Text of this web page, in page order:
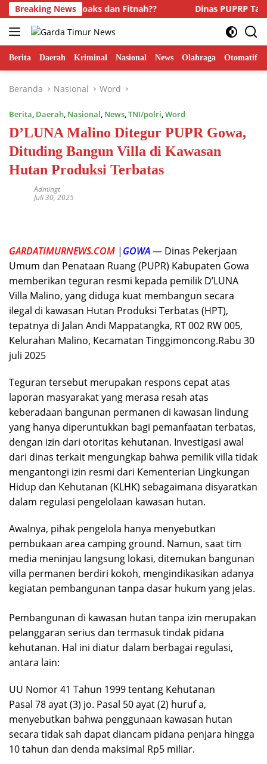
Langsung
ke
konten
Breaking News
Narkoba, Hoaks dan Fitnah?? Dinas PUPRP Takalar
Berita Daerah Kriminal Nasional News Olahraga Otomatif
Beranda Nasional Word
Berita, Daerah, Nasional, News,TNI/polri,Word
D’LUNA Malino Ditegur PUPR Gowa,
Dituding Bangun Villa di Kawasan
Hutan Produksi Terbatas
Admingt
Juli 30, 2025
GARDATIMURNEWS.COM | GOWA— Dinas Pekerjaan
Umum dan Penataan Ruang (PUPR) Kabupaten Gowa
memberikan teguran resmi kepada pemilik D’LUNA
Villa Malino, yang diduga kuat membangun secara
ilegal di kawasan Hutan Produksi Terbatas (HPT),
tepatnya di Jalan Andi Mappatangka, RT 002 RW 005,
Kelurahan Malino, Kecamatan Tinggimoncong.Rabu 30
juli 2025
Teguran tersebut merupakan respons cepat atas
laporan masyarakat yang merasa resah atas
keberadaan bangunan permanen di kawasan lindung
yang hanya diperuntukkan bagi pemanfaatan terbatas,
dengan izin dari otoritas kehutanan. Investigasi awal
dari dinas terkait mengungkap bahwa pemilik villa tidak
mengantongi izin resmi dari Kementerian Lingkungan
Hidup dan Kehutanan (KLHK) sebagaimana disyaratkan
dalam regulasi pengelolaan kawasan hutan.
Awalnya, pihak pengelola hanya menyebutkan
pembukaan area camping ground. Namun, saat tim
media meninjau langsung lokasi, ditemukan bangunan
villa permanen berdiri kokoh, mengindikasikan adanya
kegiatan pembangunan tanpa dasar hukum yang jelas.
Pembangunan di kawasan hutan tanpa izin merupakan
pelanggaran serius dan termasuk tindak pidana
kehutanan. Hal ini diatur dalam berbagai regulasi,
antara lain:
UU Nomor 41 Tahun 1999 tentang Kehutanan
Pasal 78 ayat (3) jo. Pasal 50 ayat (2) huruf a,
menyebutkan bahwa penggunaan kawasan hutan
secara tidak sah dapat diancam pidana penjara hingga
10 tahun dan denda maksimal Rp5 miliar.